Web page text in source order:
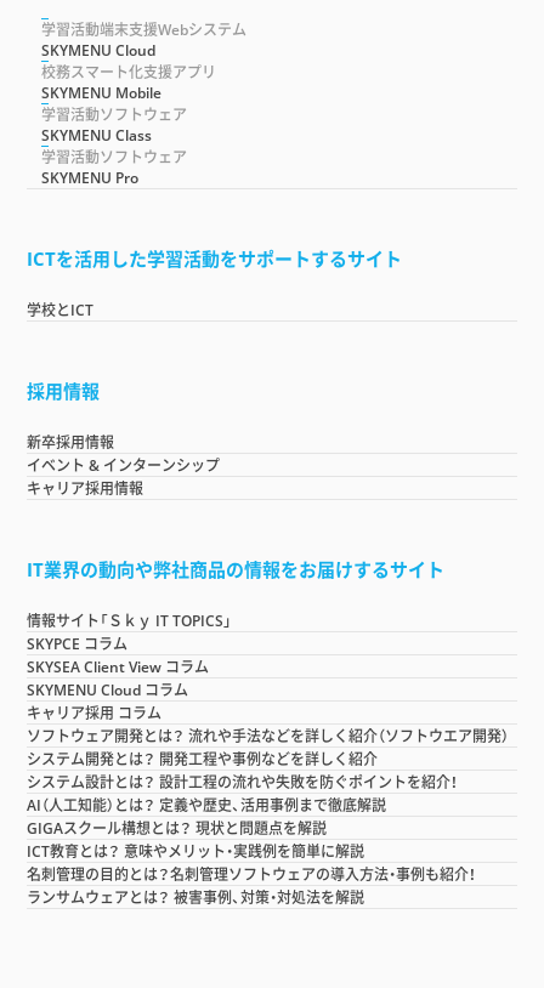
学習活動端末支援Webシステム
SKYMENU Cloud
校務スマート化支援アプリ
SKYMENU Mobile
学習活動ソフトウェア
SKYMENU Class
学習活動ソフトウェア
SKYMENU Pro
ICTを活用した学習活動をサポートするサイト
学校とICT
採用情報
新卒採用情報
イベント & インターンシップ
キャリア採用情報
IT業界の動向や弊社商品の情報をお届けするサイト
情報サイト「Ｓｋｙ IT TOPICS」
SKYPCE コラム
SKYSEA Client View コラム
SKYMENU Cloud コラム
キャリア採用 コラム
ソフトウェア開発とは？ 流れや手法などを詳しく紹介（ソフトウエア開発）
システム開発とは？ 開発工程や事例などを詳しく紹介
システム設計とは？ 設計工程の流れや失敗を防ぐポイントを紹介！
AI（人工知能）とは？ 定義や歴史、活用事例まで徹底解説
GIGAスクール構想とは？ 現状と問題点を解説
ICT教育とは？ 意味やメリット・実践例を簡単に解説
名刺管理の目的とは？名刺管理ソフトウェアの導入方法・事例も紹介！
ランサムウェアとは？ 被害事例、対策・対処法を解説